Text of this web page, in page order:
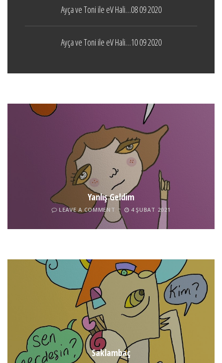
Ayça ve Toni ile eV Hali…08 09 2020
Ayça ve Toni ile eV Hali…10 09 2020
Yanlış Geldim
LEAVE A COMMENT 4 ŞUBAT 2021
Tel İnsan
LEAVE A COMMENT 4 ŞUBAT 2021
Saklambaç